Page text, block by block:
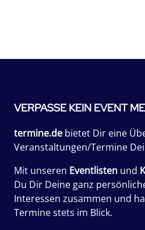
VERPASSE KEIN EVENT
termine.de bietet Dir eine
Veranstaltungen/Termine
Mit unseren Eventlisten und
Du Dir Deine ganz
Interessen zusammen und
Termine stets im Blick.